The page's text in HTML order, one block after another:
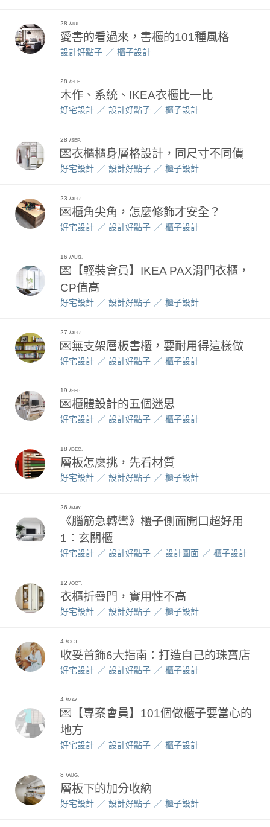
28 JUL.
愛書的看過來，書櫃的101種風格
設計好點子 櫃子設計
28 SEP.
木作、系統、IKEA衣櫃比一比
好宅設計 設計好點子 櫃子設計
28 SEP.
💌衣櫃櫃身層格設計，同尺寸不同價
好宅設計 設計好點子 櫃子設計
23 APR.
💌櫃角尖角，怎麼修飾才安全？
好宅設計 設計好點子 櫃子設計
16 AUG.
💌【輕裝會員】IKEA PAX滑門衣櫃，
CP值高
好宅設計 設計好點子 櫃子設計
27 APR.
💌無支架層板書櫃，要耐用得這樣做
好宅設計 設計好點子 櫃子設計
19 SEP.
💌櫃體設計的五個迷思
好宅設計 設計好點子 櫃子設計
18 DEC.
層板怎麼挑，先看材質
好宅設計 設計好點子 櫃子設計
26 MAY.
《腦筋急轉彎》櫃子側面開口超好用
1：玄關櫃
好宅設計 設計好點子 設計圖面 櫃子設計
12 OCT.
衣櫃折疊門，實用性不高
好宅設計 設計好點子 櫃子設計
4 OCT.
收妥首飾6大指南：打造自己的珠寶店
好宅設計 設計好點子 櫃子設計
4 MAY.
💌【專案會員】101個做櫃子要當心的
地方
好宅設計 設計好點子 櫃子設計
8 AUG.
層板下的加分收納
好宅設計 設計好點子 櫃子設計